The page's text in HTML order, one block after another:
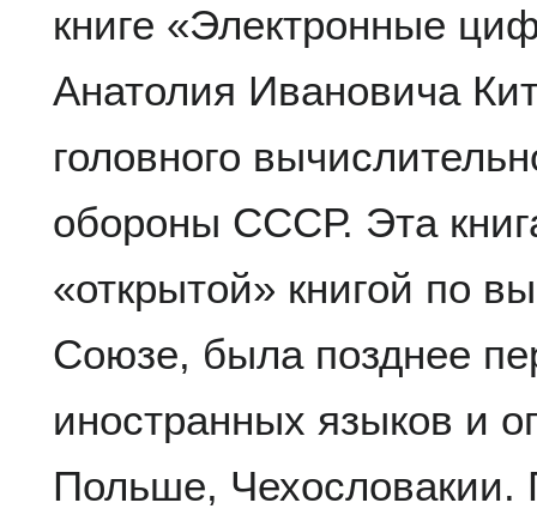
книге «Электронные
Анатолия Ивановича
головного
обороны СССР. Эта
«открытой» книгой по
Союзе, была позднее
иностранных языков и
Польше, Чехословакии.